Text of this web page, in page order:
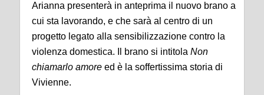
Arianna presenterà in anteprima il nuovo brano a
cui sta lavorando, e che sarà al centro di un
progetto legato alla sensibilizzazione contro la
violenza domestica. Il brano si intitola Non
chiamarlo amore ed è la soffertissima storia di
Vivienne.